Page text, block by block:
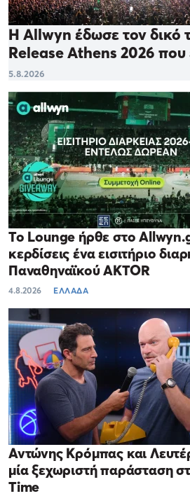
Η Allwyn έδωσε τον δικό
Release Athens 2026 που
5.8.2026
Το Lounge ήρθε στο
κερδίσεις ένα εισιτήριο
Παναθηναϊκού AKTOR
4.8.2026 ΕΛΛΑΔΑ
Αντώνης Κρόμπας και
μία ξεχωριστή παράσταση
Time